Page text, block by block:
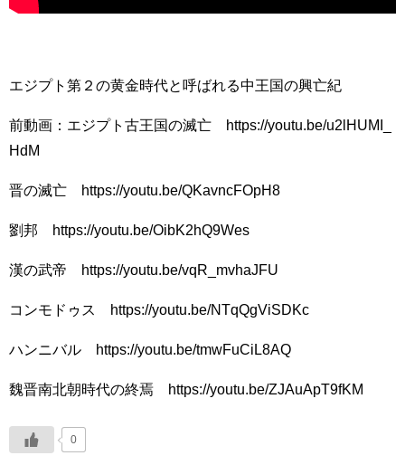
エジプト第２の黄金時代と呼ばれる中王国の興亡紀
前動画：エジプト古王国の滅亡 https://youtu.be/u2lHUMI_
HdM
晋の滅亡 https://youtu.be/QKavncFOpH8
劉邦 https://youtu.be/OibK2hQ9Wes
漢の武帝 https://youtu.be/vqR_mvhaJFU
コンモドゥス https://youtu.be/NTqQgViSDKc
ハンニバル https://youtu.be/tmwFuCiL8AQ
魏晋南北朝時代の終焉 https://youtu.be/ZJAuApT9fKM
0